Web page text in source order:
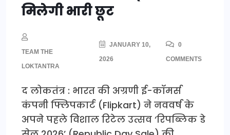
मिलेगी भारी छूट
TEAM THE
LOKTANTRA
JANUARY 10,
2026
0
COMMENTS
द लोकतंत्र : भारत की अग्रणी ई-कॉमर्स
कंपनी फ्लिपकार्ट (Flipkart) ने नववर्ष के
अपने पहले विशाल रिटेल उत्सव ‘रिपब्लिक डे